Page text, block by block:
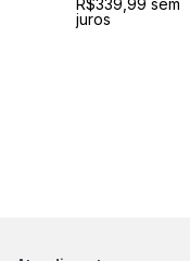
R$339,99 sem
juros